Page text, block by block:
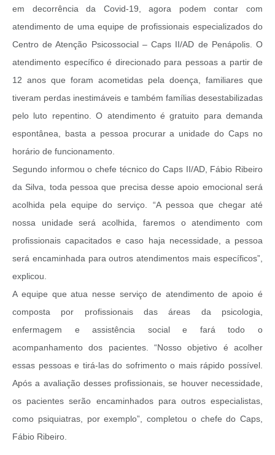
em decorrência da Covid-19, agora podem contar com
atendimento de uma equipe de profissionais especializados do
Centro de Atenção Psicossocial – Caps II/AD de Penápolis. O
atendimento específico é direcionado para pessoas a partir de
12 anos que foram acometidas pela doença, familiares que
tiveram perdas inestimáveis e também famílias desestabilizadas
pelo luto repentino. O atendimento é gratuito para demanda
espontânea, basta a pessoa procurar a unidade do Caps no
horário de funcionamento.
Segundo informou o chefe técnico do Caps II/AD, Fábio Ribeiro
da Silva, toda pessoa que precisa desse apoio emocional será
acolhida pela equipe do serviço. “A pessoa que chegar até
nossa unidade será acolhida, faremos o atendimento com
profissionais capacitados e caso haja necessidade, a pessoa
será encaminhada para outros atendimentos mais específicos”,
explicou.
A equipe que atua nesse serviço de atendimento de apoio é
composta por profissionais das áreas da psicologia,
enfermagem e assistência social e fará todo o
acompanhamento dos pacientes. “Nosso objetivo é acolher
essas pessoas e tirá-las do sofrimento o mais rápido possível.
Após a avaliação desses profissionais, se houver necessidade,
os pacientes serão encaminhados para outros especialistas,
como psiquiatras, por exemplo”, completou o chefe do Caps,
Fábio Ribeiro.